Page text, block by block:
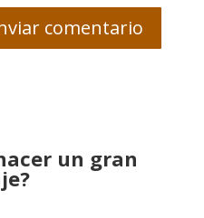
un gran